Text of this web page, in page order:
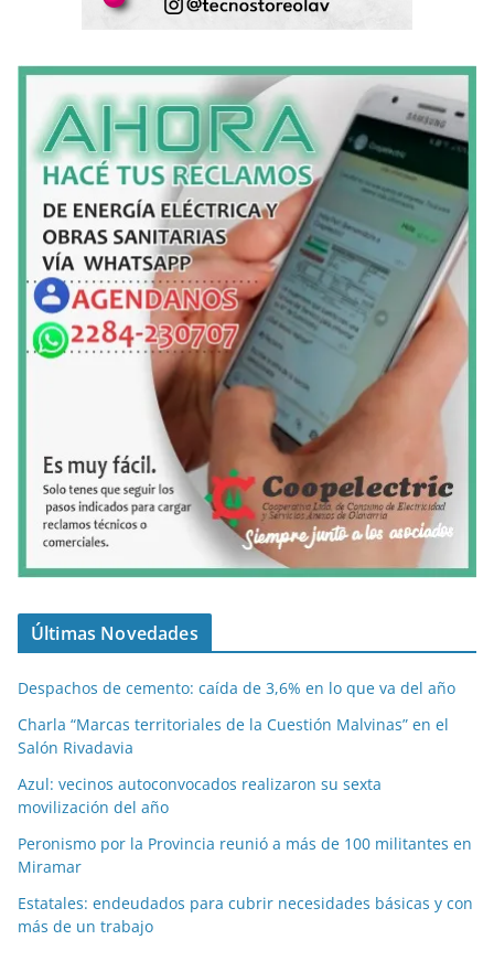
Últimas Novedades
Despachos de cemento: caída de 3,6% en lo que va del año
Charla “Marcas territoriales de la Cuestión Malvinas” en el
Salón Rivadavia
Azul: vecinos autoconvocados realizaron su sexta
movilización del año
Peronismo por la Provincia reunió a más de 100 militantes en
Miramar
Estatales: endeudados para cubrir necesidades básicas y con
más de un trabajo